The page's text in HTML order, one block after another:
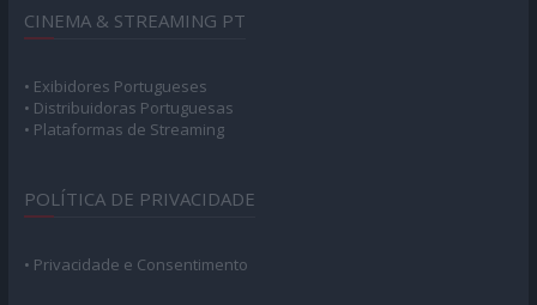
CINEMA & STREAMING PT
• Exibidores Portugueses
• Distribuidoras Portuguesas
• Plataformas de Streaming
POLÍTICA DE PRIVACIDADE
• Privacidade e Consentimento